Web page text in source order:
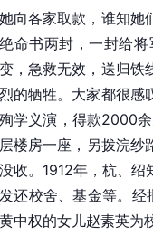
她向各家取款，谁知她
绝命书两封，一封给
变，急救无效，送归铁
烈的牺牲。大家都很感
殉学义演，得款2000
层楼房一座，另拨浣纱
没收。1912年，杭、绍
发还校舍、基金等。
黄中权的女儿赵素英为